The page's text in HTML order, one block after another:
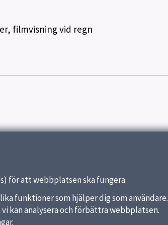
filmvisning vid regn
för att webbplatsen ska fungera.
funktioner som hjälper dig som användare.
kan analysera och förbättra webbplatsen.